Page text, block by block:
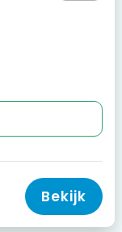
Bekijk